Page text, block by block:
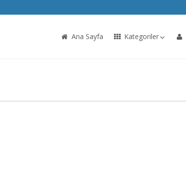
Ana Sayfa Kategoriler